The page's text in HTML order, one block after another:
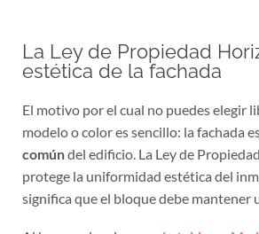
La Ley de Propiedad
estética de la fachada
modelo o color es sencillo: la fachada es
del edificio. La Ley de
protege la uniformidad estética del
significa que el bloque debe mantener